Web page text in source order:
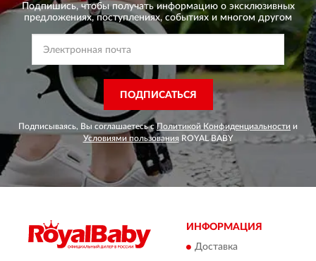
Подпишись, чтобы получать информацию о эксклюзивных
предложениях,поступлениях, событиях и многом другом
ПОДПИСАТЬСЯ
Подписываясь, Вы соглашаетесь сПолитикой Конфиденциальности и
Условиями пользования ROYAL BABY
ИНФОРМАЦИЯ
Доставка